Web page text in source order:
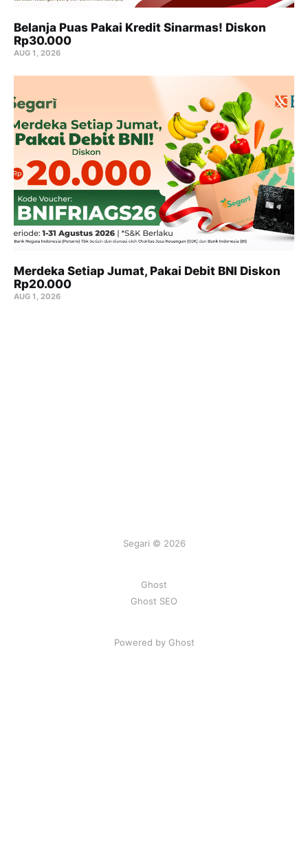
Belanja Puas Pakai Kredit Sinarmas! Diskon
Rp30.000
AUG 1, 2026
Merdeka Setiap Jumat, Pakai Debit BNI Diskon
Rp20.000
AUG 1, 2026
Segari © 2026
Ghost
Ghost SEO
Powered by Ghost